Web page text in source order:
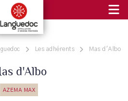
Les adhérents Mas d'Albo
d'Albo
AZEMA MAX